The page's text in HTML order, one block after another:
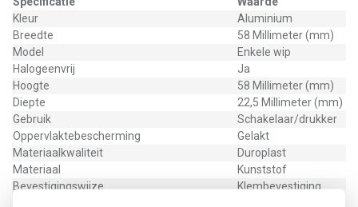
Kleur
Aluminium
Breedte
58 Millimeter (mm)
Model
Enkele wip
Halogeenvrij
Ja
Hoogte
58 Millimeter (mm)
Diepte
22,5 Millimeter (mm)
Gebruik
Schakelaar/drukker
Oppervlaktebescherming
Gelakt
Materiaalkwaliteit
Duroplast
Materiaal
Kunststof
Bevestigingswijze
Klembevestiging